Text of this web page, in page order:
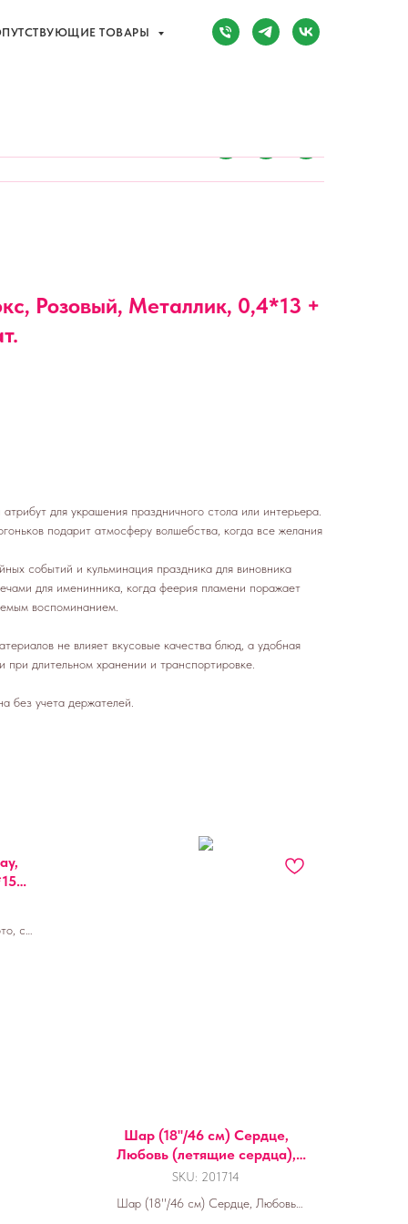
Сочи, Адлер,ул. Мира, д. 14
ТОВАРЫ
Розовый, Металлик, 0,4*13 +
для украшения праздничного стола или интерьера.
подарит атмосферу волшебства, когда все желания
событий и кульминация праздника для виновника
для именинника, когда феерия пламени поражает
воспоминанием.
не влияет вкусовые качества блюд, а удобная
при длительном хранении и транспортировке.
без учета держателей.
с
Шар (18''/46 см) Сердце,
Любовь (летящие сердца),
Нежная радуга, Градиент, 1
шт.
SKU: 201714
Шар (18''/46 см) Сердце, Любовь